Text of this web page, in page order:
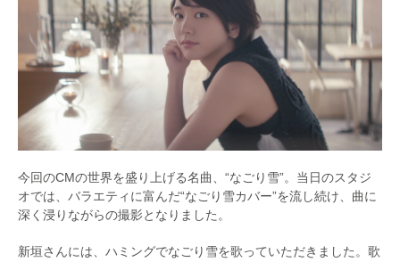
今回のCMの世界を盛り上げる名曲、“なごり雪”。当日のスタジ
オでは、バラエティに富んだ“なごり雪カバー”を流し続け、曲に
深く浸りながらの撮影となりました。
新垣さんには、ハミングでなごり雪を歌っていただきました。歌